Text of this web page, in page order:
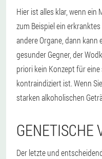
Hier ist alles klar, wenn
zum Beispiel ein
andere Organe, dann kann
gesunder Gegner, der
priori kein Konzept für
kontraindiziert ist. Wenn
starken alkoholischen
GENETISCHE
Der letzte und